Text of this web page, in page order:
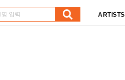
ARTISTS